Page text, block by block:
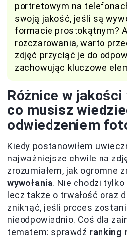
portretowym na
swoją jakość, jeśli są
formacie prostokątnym?
rozczarowania, warto
zdjęć przyciąć je do
zachowując kluczowe
Różnice w jakości
co musisz
odwiedzeniem
Kiedy postanowiłem
najważniejsze chwile na
zrozumiałem, jak ogromne
wywołania. Nie chodzi
lecz także o trwałość oraz
zniknąć, jeśli proces
nieodpowiednio. Coś dla
tematem: sprawdź ranking